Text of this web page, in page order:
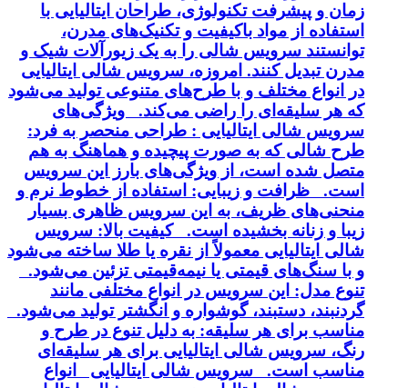
زمان و پیشرفت تکنولوژی، طراحان ایتالیایی با
استفاده از مواد باکیفیت و تکنیک‌های مدرن،
توانستند سرویس شالی را به یک زیورآلات شیک و
مدرن تبدیل کنند. امروزه، سرویس شالی ایتالیایی
در انواع مختلف و با طرح‌های متنوعی تولید می‌شود
که هر سلیقه‌ای را راضی می‌کند. ویژگی‌های
سرویس شالی ایتالیایی : طراحی منحصر به فرد:
طرح شالی که به صورت پیچیده و هماهنگ به هم
متصل شده است، از ویژگی‌های بارز این سرویس
است. ظرافت و زیبایی: استفاده از خطوط نرم و
منحنی‌های ظریف، به این سرویس ظاهری بسیار
زیبا و زنانه بخشیده است. کیفیت بالا: سرویس
شالی ایتالیایی معمولاً از نقره یا طلا ساخته می‌شود
و با سنگ‌های قیمتی یا نیمه‌قیمتی تزئین می‌شود.
تنوع مدل: این سرویس در انواع مختلفی مانند
گردنبند، دستبند، گوشواره و انگشتر تولید می‌شود.
مناسب برای هر سلیقه: به دلیل تنوع در طرح و
رنگ، سرویس شالی ایتالیایی برای هر سلیقه‌ای
مناسب است. سرویس شالی ایتالیایی انواع